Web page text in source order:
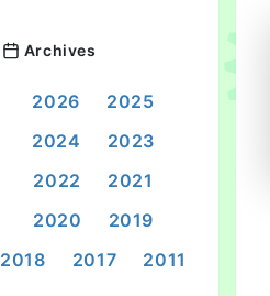
Archives
2026
2025
2024
2023
2022
2021
2020
2019
2018
2017 2011